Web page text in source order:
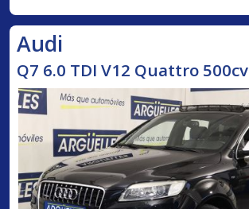
Audi
Q7 6.0 TDI V12 Quattro 500cv